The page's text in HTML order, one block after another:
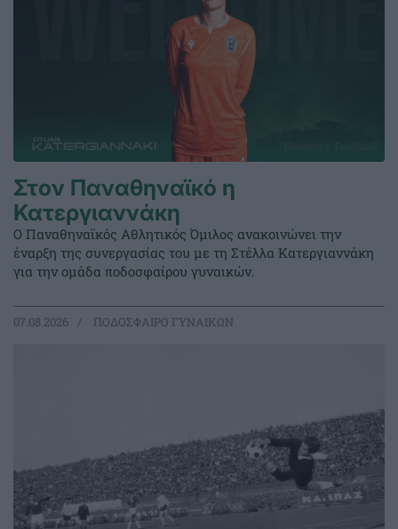
Στον Παναθηναϊκό η
Κατεργιαννάκη
Ο Παναθηναϊκός Αθλητικός Όμιλος ανακοινώνει την
έναρξη της συνεργασίας του με τη Στέλλα Κατεργιαννάκη
για την ομάδα ποδοσφαίρου γυναικών.
07.08.2026 ΠΟΔΟΣΦΑΙΡΟ ΓΥΝΑΙΚΩΝ